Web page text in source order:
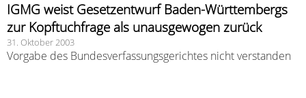
IGMG weist Gesetzentwurf Baden-Württembergs
zur Kopftuchfrage als unausgewogen zurück
31. Oktober 2003
Vorgabe des Bundesverfassungsgerichtes nicht verstanden